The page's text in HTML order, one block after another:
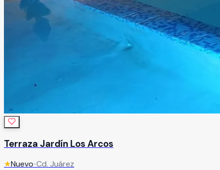
Terraza Jardín Los Arcos
★Nuevo•Cd. Juárez